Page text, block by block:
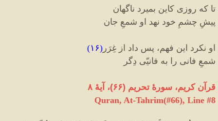
تا که روزی کاین بمیرد ناگهان
پیشِ چشمِ خود نهد او شمعِ جان
او نکرد این فهم، پس داد از غِرَر (۱۶)
شمعِ فانی را به فانیّی دِگر
قرآن کریم، سورهٔ تحریم (۶۶)، آیهٔ ۸
Quran, At-Tahrim(#66), Line #8